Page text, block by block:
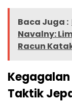
Baca Juga :
Navalny:
Racun
Kegagalan
Taktik